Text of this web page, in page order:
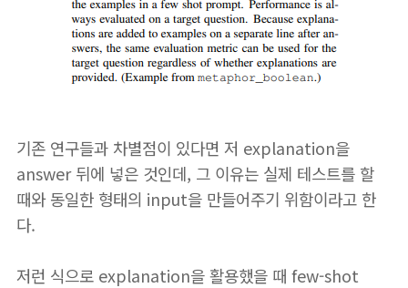
기존 연구들과 차별점이 있다면 저 explanation을
answer 뒤에 넣은 것인데, 그 이유는 실제 테스트를 할
때와 동일한 형태의 input을 만들어주기 위함이라고 한
다.
저런 식으로 explanation을 활용했을 때 few-shot